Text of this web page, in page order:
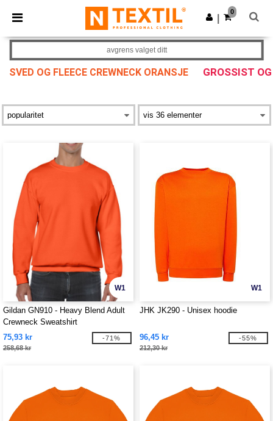
× Ntextil-app
Bedre priser i appen!
Last ned app
0
SVED OG FLEECE CREWNECK ORANSJE GROSSIST
avgrens valget ditt
W1
Gildan GN910 - Heavy Blend Adult
Crewneck Sweatshirt
75,93 kr
258,68 kr
-71%
W1
JHK JK290 - Unisex hoodie
96,45 kr
212,30 kr
-55%